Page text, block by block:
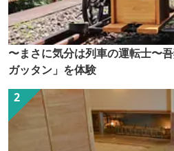
〜まさに気分は列車の運転士〜
ガッタン」を体験